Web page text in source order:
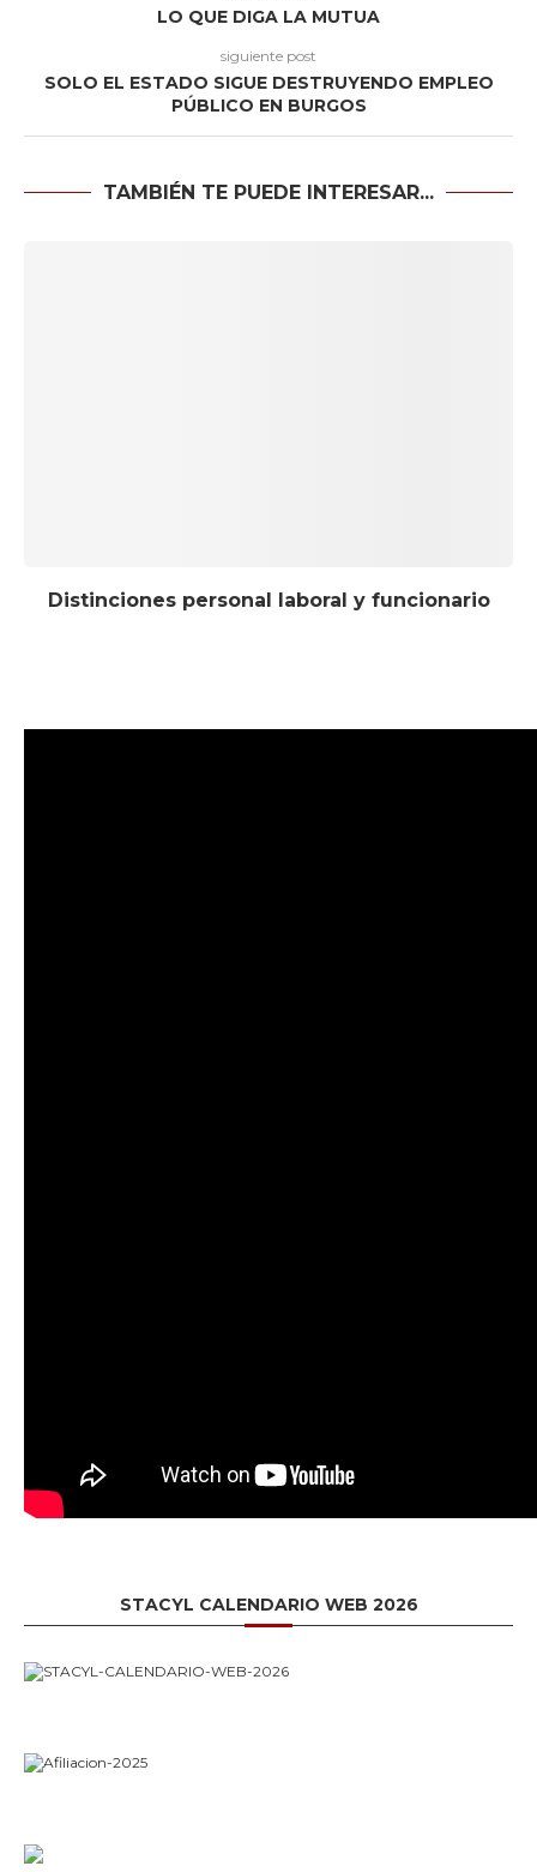
LO QUE DIGA LA MUTUA
siguiente post
SOLO EL ESTADO SIGUE DESTRUYENDO EMPLEO
PÚBLICO EN BURGOS
TAMBIÉN TE PUEDE INTERESAR...
Distinciones personal laboral y funcionario
STACYL CALENDARIO WEB 2026